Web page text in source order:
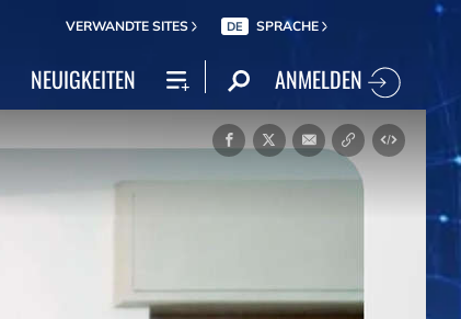
VERWANDTE SITES DE SPRACHE
NEUIGKEITEN ANMELDEN